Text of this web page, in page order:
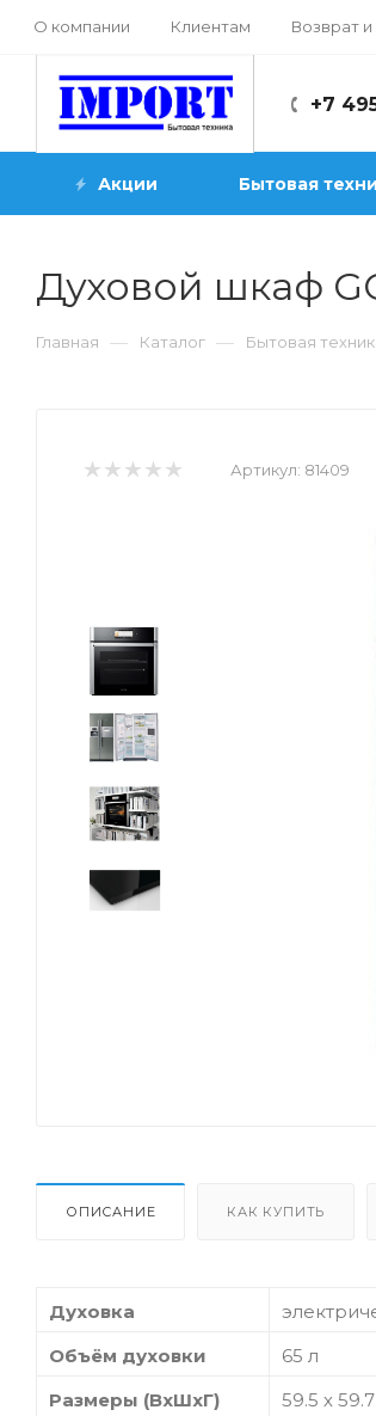
О компании Клиентам Возврат
+7
Акции Бытовая
Духовой шкаф
Главная — Каталог — Бытовая
Артикул: 81409
ОПИСАНИЕ КАК КУПИТЬ
Духовка
Объём духовки
65 л
Размеры (ВхШхГ)
59.5 х